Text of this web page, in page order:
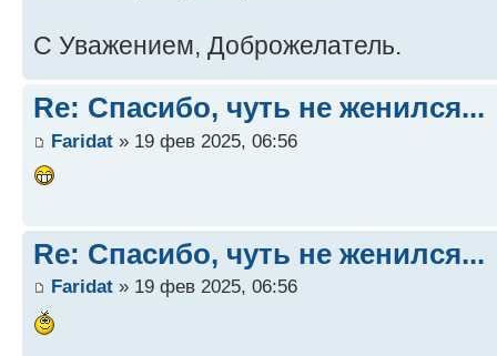
С Уважением, Доброжелатель.
Re: Спасибо, чуть не женился...
Faridat » 19 фев 2025, 06:56
Re: Спасибо, чуть не женился...
Faridat » 19 фев 2025, 06:56